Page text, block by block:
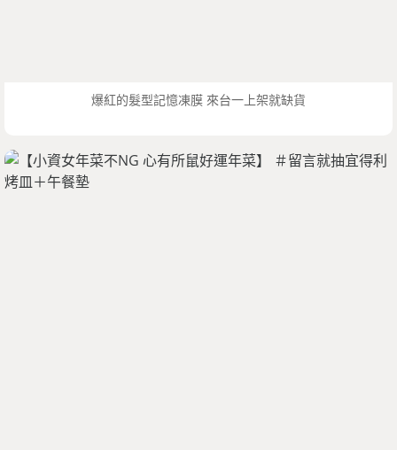
爆紅的髮型記憶凍膜 來台一上架就缺貨